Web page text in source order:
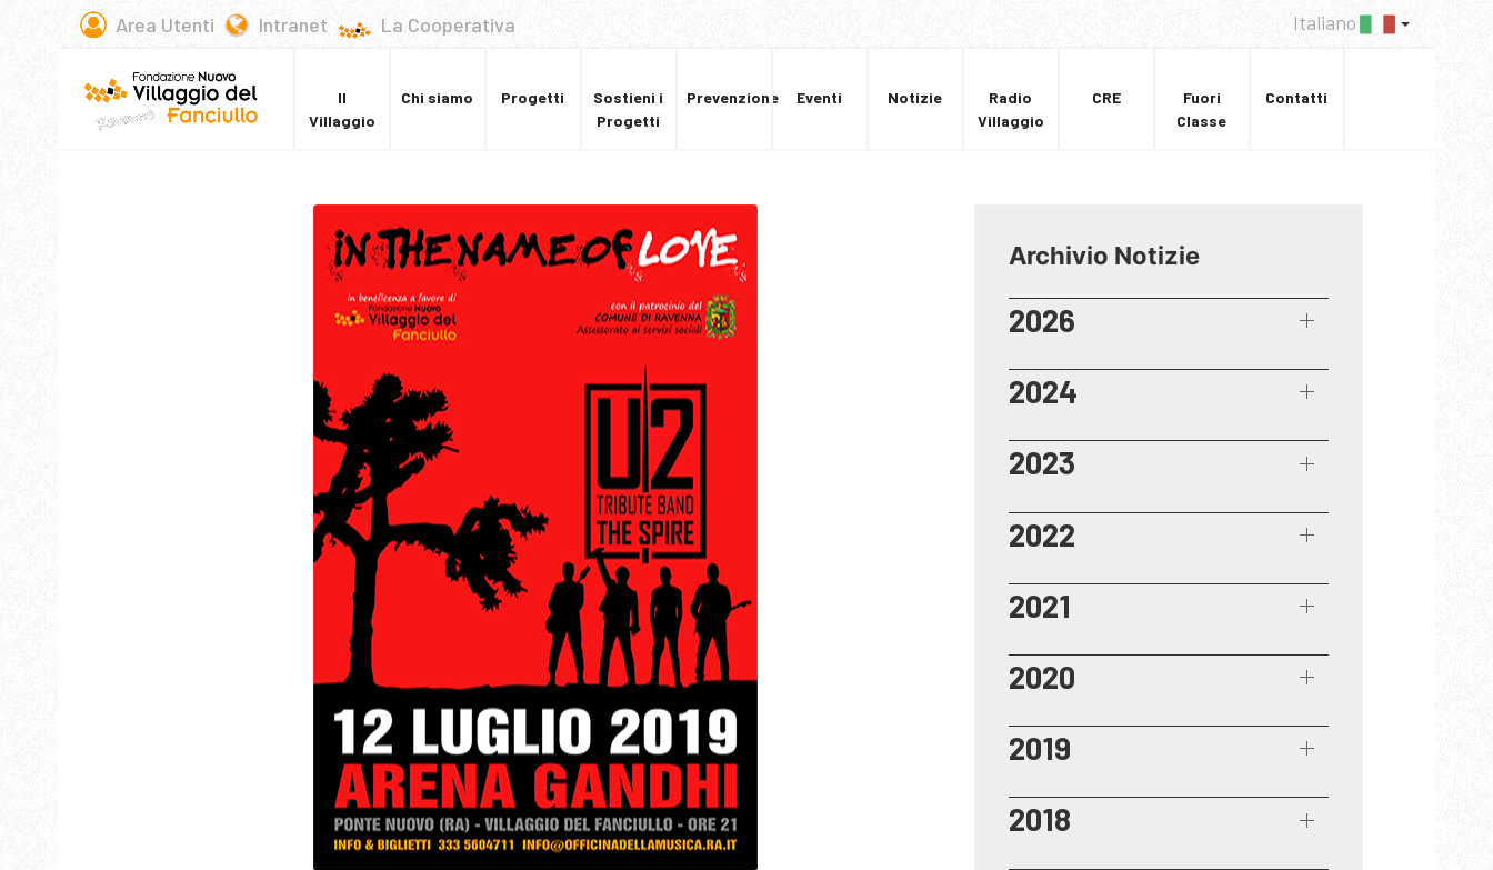
Area Utenti Intranet La Cooperativa Italiano
Il
Villaggio
Chi siamo Progetti
Sostieni i
Progetti
Prevenzione Eventi Notizie
Radio
Villaggio
CRE
Fuori
Classe
Contatti
Archivio Notizie
2026
2024
2023
2022
2021
2020
2019
2018